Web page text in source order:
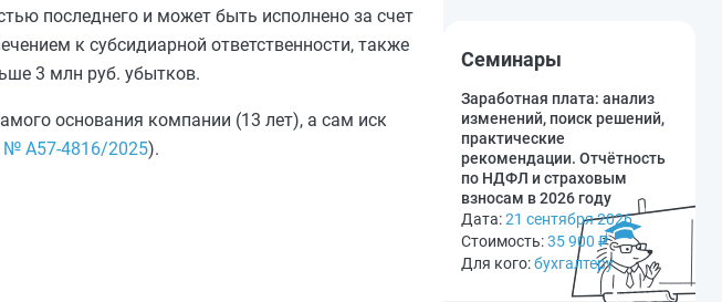
последнего и может быть исполнено за счет
к субсидиарной ответственности, также
3 млн руб. убытков.
основания компании (13 лет), а сам иск
№ А57-4816/2025).
Семинары
Заработная плата: анализ
изменений, поиск решений,
практические
рекомендации. Отчётность
по НДФЛ и страховым
взносам в 2026 году
Дата:21 сентября 2026
Стоимость:35 900 ₽
Для кого:бухгалтеру